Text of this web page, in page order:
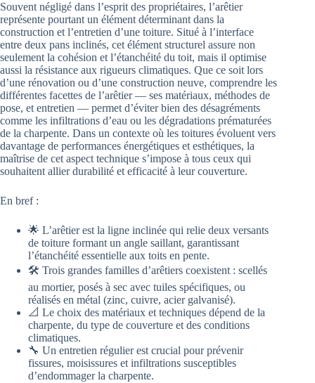
Souvent négligé dans l’esprit des propriétaires, l’arêtier
représente pourtant un élément déterminant dans la
construction et l’entretien d’une toiture. Situé à l’interface
entre deux pans inclinés, cet élément structurel assure non
seulement la cohésion et l’étanchéité du toit, mais il optimise
aussi la résistance aux rigueurs climatiques. Que ce soit lors
d’une rénovation ou d’une construction neuve, comprendre les
différentes facettes de l’arêtier — ses matériaux, méthodes de
pose, et entretien — permet d’éviter bien des désagréments
comme les infiltrations d’eau ou les dégradations prématurées
de la charpente. Dans un contexte où les toitures évoluent vers
davantage de performances énergétiques et esthétiques, la
maîtrise de cet aspect technique s’impose à tous ceux qui
souhaitent allier durabilité et efficacité à leur couverture.
En bref :
🌟 L’arêtier est la ligne inclinée qui relie deux versants
de toiture formant un angle saillant, garantissant
l’étanchéité essentielle aux toits en pente.
🛠️ Trois grandes familles d’arêtiers coexistent : scellés
au mortier, posés à sec avec tuiles spécifiques, ou
réalisés en métal (zinc, cuivre, acier galvanisé).
📐 Le choix des matériaux et techniques dépend de la
charpente, du type de couverture et des conditions
climatiques.
🔧 Un entretien régulier est crucial pour prévenir
fissures, moisissures et infiltrations susceptibles
d’endommager la charpente.